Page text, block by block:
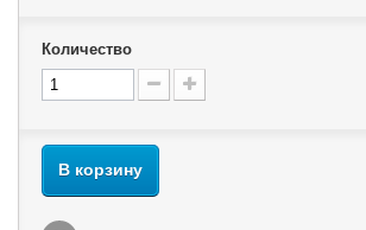
Количество
В корзину